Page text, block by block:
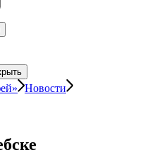
Новости